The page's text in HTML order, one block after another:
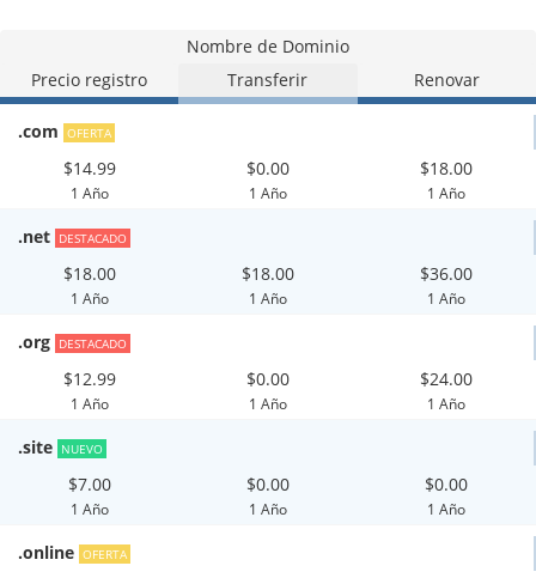
Nombre de Dominio
Precio registro
Transferir Renovar
.com OFERTA
$14.99
1 Año
$0.00
1 Año
$18.00
1 Año
.net DESTACADO
$18.00
1 Año
$18.00
1 Año
$36.00
1 Año
.org DESTACADO
$12.99
1 Año
$0.00
1 Año
$24.00
1 Año
.site NUEVO
$7.00
1 Año
$0.00
1 Año
$0.00
1 Año
.online OFERTA